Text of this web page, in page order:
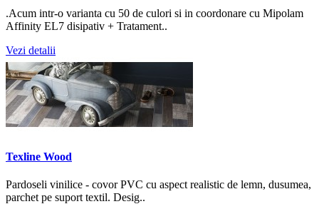
.Acum intr-o varianta cu 50 de culori si in coordonare cu Mipolam
Affinity EL7 disipativ + Tratament..
Vezi detalii
Texline Wood
Pardoseli vinilice - covor PVC cu aspect realistic de lemn, dusumea,
parchet pe suport textil. Desig..